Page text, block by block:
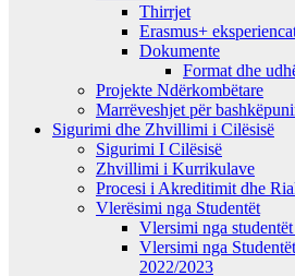
Thirrjet
Erasmus+
Dokumente
Format dhe
Projekte Ndërkombëtare
Marrëveshjet për
Sigurimi dhe Zhvillimi i Cilësisë
Sigurimi I Cilësisë
Zhvillimi i Kurrikulave
Procesi i Akreditimit dhe
Vlerësimi nga Studentët
Vlersimi nga
Vlersimi nga
2022/2023